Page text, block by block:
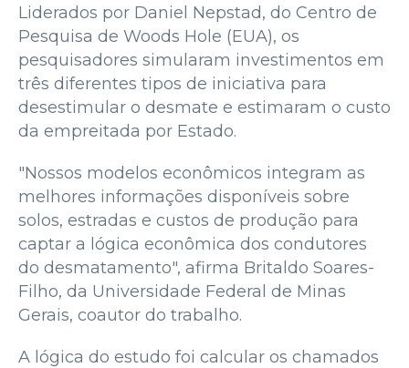
Liderados por Daniel Nepstad, do Centro de
Pesquisa de Woods Hole (EUA), os
pesquisadores simularam investimentos em
três diferentes tipos de iniciativa para
desestimular o desmate e estimaram o custo
da empreitada por Estado.
"Nossos modelos econômicos integram as
melhores informações disponíveis sobre
solos, estradas e custos de produção para
captar a lógica econômica dos condutores
do desmatamento", afirma Britaldo Soares-
Filho, da Universidade Federal de Minas
Gerais, coautor do trabalho.
A lógica do estudo foi calcular os chamados